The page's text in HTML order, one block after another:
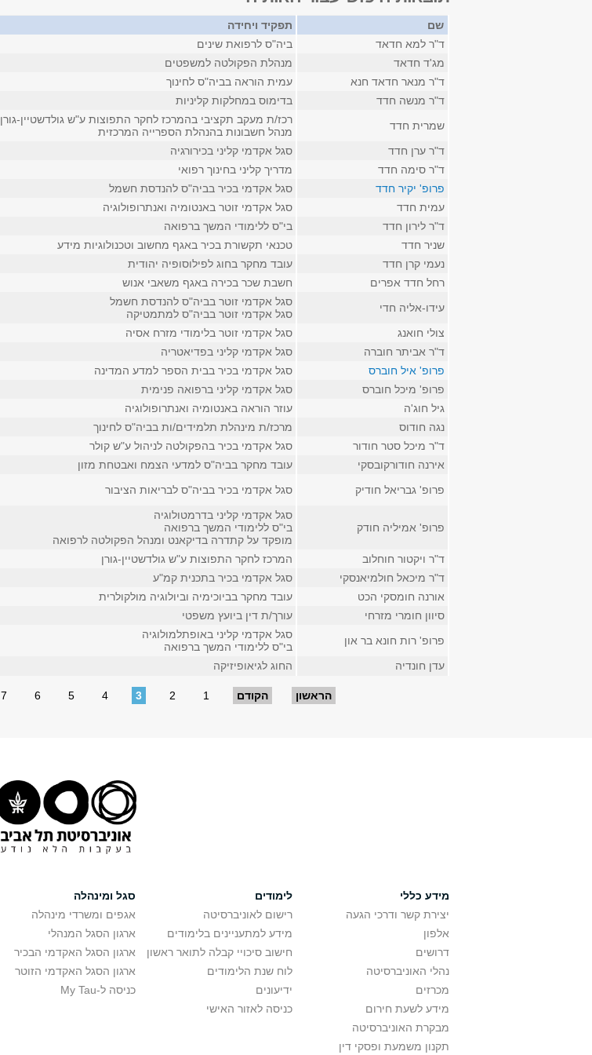
שם תפקיד ויחידה
ד"ר למא חדאד
ביה"ס לרפואת שינים
מג'ד חדאד
מנהלת הפקולטה למשפטים
ד"ר מנאר חדאד חנא
עמית הוראה בביה"ס לחינוך
ד"ר מנשה חדד
בדימוס במחלקות קליניות
שמרית חדד
רכז/ת מעקב תקציבי בהמרכז לחקר התפוצות ע"ש גולדשטיין-גורן
מנהל חשבונות בהנהלת הספרייה המרכזית
ד"ר ערן חדד
סגל אקדמי קליני בכירורגיה
ד"ר סימה חדד
מדריך קליני בחינוך רפואי
פרופ' יקיר חדד
סגל אקדמי בכיר בביה"ס להנדסת חשמל
עמית חדד
סגל אקדמי זוטר באנטומיה ואנתרופולוגיה
ד"ר לירון חדד
בי"ס ללימודי המשך ברפואה
שניר חדד
טכנאי תקשורת בכיר באגף מחשוב וטכנולוגיות מידע
נעמי קרן חדד
עובד מחקר בחוג לפילוסופיה יהודית
רחל חדד אפרים
חשבת שכר בכירה באגף משאבי אנוש
עידו-אליה חדי
סגל אקדמי זוטר בביה"ס להנדסת חשמל
סגל אקדמי זוטר בביה"ס למתמטיקה
צולי חואנג
סגל אקדמי זוטר בלימודי מזרח אסיה
ד"ר אביתר חוברה
סגל אקדמי קליני בפדיאטריה
פרופ' איל חוברס
סגל אקדמי בכיר בבית הספר למדע המדינה
פרופ' מיכל חוברס
סגל אקדמי קליני ברפואה פנימית
גיל חוג'ה
עוזר הוראה באנטומיה ואנתרופולוגיה
נגה חודוס
מרכז/ת מינהלת תלמידים/ות בביה"ס לחינוך
ד"ר מיכל סטר חודור
סגל אקדמי בכיר בהפקולטה לניהול ע"ש קולר
אירנה חודורקובסקי
עובד מחקר בביה"ס למדעי הצמח ואבטחת מזון
פרופ' גבריאל חודיק
סגל אקדמי בכיר בביה"ס לבריאות הציבור
פרופ' אמיליה חודק
סגל אקדמי קליני בדרמטולוגיה
בי"ס ללימודי המשך ברפואה
מופקד על קתדרה בדיקאנט ומנהל הפקולטה לרפואה
ד"ר ויקטור חוחלוב
המרכז לחקר התפוצות ע"ש גולדשטיין-גורן
ד"ר מיכאל חולמיאנסקי
סגל אקדמי בכיר בתכנית קמ"ע
אורנה חומסקי הכט
עובד מחקר בביוכימיה וביולוגיה מולקולרית
סיוון חומרי מזרחי
עורך/ת דין ביועץ משפטי
פרופ' רות חונא בר און
סגל אקדמי קליני באופתלמולוגיה
בי"ס ללימודי המשך ברפואה
עדן חונדיה
החוג לגיאופיזיקה
הראשון הקודם 1
2
3
4
5
6
7
מידע כללי
יצירת קשר ודרכי הגעה
אלפון
דרושים
נהלי האוניברסיטה
מכרזים
מידע לשעת חירום
מבקרת האוניברסיטה
תקנון משמעת ופסקי דין
לימודים
רישום לאוניברסיטה
מידע למתעניינים בלימודים
חישוב סיכויי קבלה לתואר ראשון
לוח שנת הלימודים
ידיעונים
כניסה לאזור האישי
סגל ומינהלה
אגפים ומשרדי מינהלה
ארגון הסגל המנהלי
ארגון הסגל האקדמי הבכיר
ארגון הסגל האקדמי הזוטר
כניסה ל-My Tau